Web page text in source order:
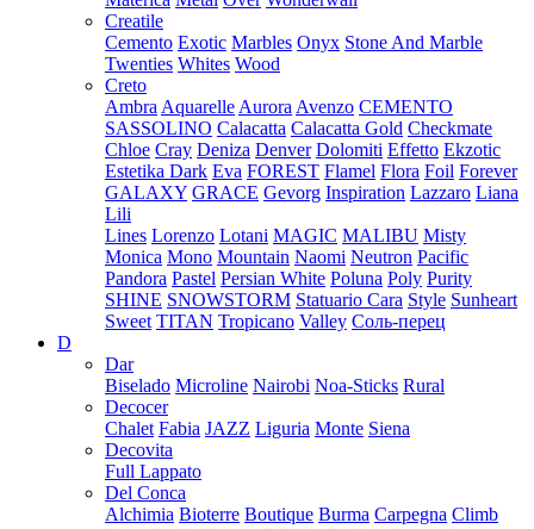
Creatile
Cemento Exotic Marbles Onyx Stone And Marble
Twenties Whites Wood
Creto
Ambra Aquarelle Aurora Avenzo CEMENTO
SASSOLINO Calacatta Calacatta Gold Checkmate
Chloe Cray Deniza Denver Dolomiti Effetto Ekzotic
Estetika Dark Eva FOREST Flamel Flora Foil Forever
GALAXY GRACE Gevorg Inspiration Lazzaro Liana
Lili
Lines Lorenzo Lotani MAGIC MALIBU Misty
Monica Mono Mountain Naomi Neutron Pacific
Pandora Pastel Persian White Poluna Poly Purity
SHINE SNOWSTORM Statuario Cara Style Sunheart
Sweet TITAN Tropicano Valley Соль-перец
D
Dar
Biselado Microline Nairobi Noa-Sticks Rural
Decocer
Chalet Fabia JAZZ Liguria Monte Siena
Decovita
Full Lappato
Del Conca
Alchimia Bioterre Boutique Burma Carpegna Climb